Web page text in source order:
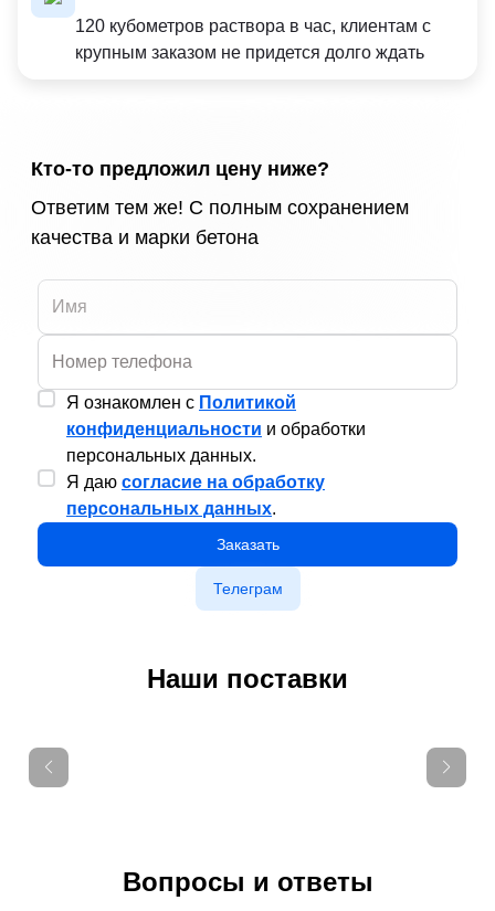
120 кубометров раствора в час, клиентам с
крупным заказом не придется долго ждать
Кто-то предложил цену ниже?
Ответим тем же! С полным сохранением
качества и марки бетона
Я ознакомлен с Политикой
конфиденциальности и обработки
персональных данных.
Я даю согласие на обработку
персональных данных.
Телеграм
Заказать
Наши поставки
Вопросы и ответы